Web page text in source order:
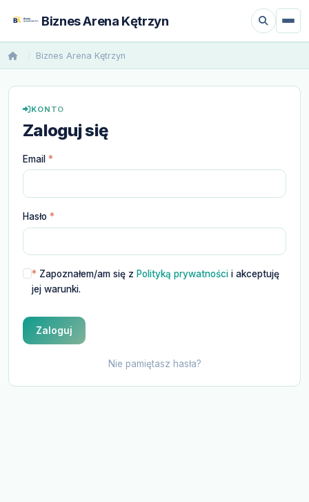
Biznes Arena Kętrzyn
Biznes Arena Kętrzyn
KONTO
Zaloguj się
Email *
Hasło *
* Zapoznałem/am się z Polityką prywatności i akceptuję
jej warunki.
Zaloguj
Nie pamiętasz hasła?